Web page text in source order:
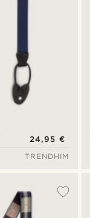
24,95 €
TRENDHIM